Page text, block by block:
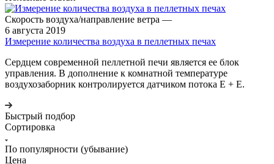
Скорость воздуха/направление ветра —
6 августа 2019
Измерение количества воздуха в пеллетных печах
Сердцем современной пеллетной печи является ее блок
управления. В дополнение к комнатной температуре
воздухозаборник контролируется датчиком потока E + E.
Быстрый подбор
Сортировка
По популярности (убывание)
Цена